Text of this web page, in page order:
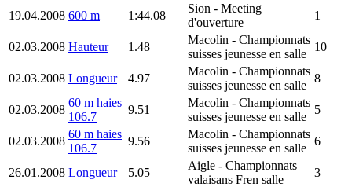
19.04.2008 600 m 1:44.08
Sion - Meeting
d'ouverture
1
02.03.2008 Hauteur 1.48
Macolin - Championnats
suisses jeunesse en salle
10
02.03.2008 Longueur 4.97
Macolin - Championnats
suisses jeunesse en salle
8
02.03.2008
60 m haies
106.7
9.51
Macolin - Championnats
suisses jeunesse en salle
5
02.03.2008
60 m haies
106.7
9.56
Macolin - Championnats
suisses jeunesse en salle
6
26.01.2008 Longueur 5.05
Aigle - Championnats
valaisans Fren salle
3